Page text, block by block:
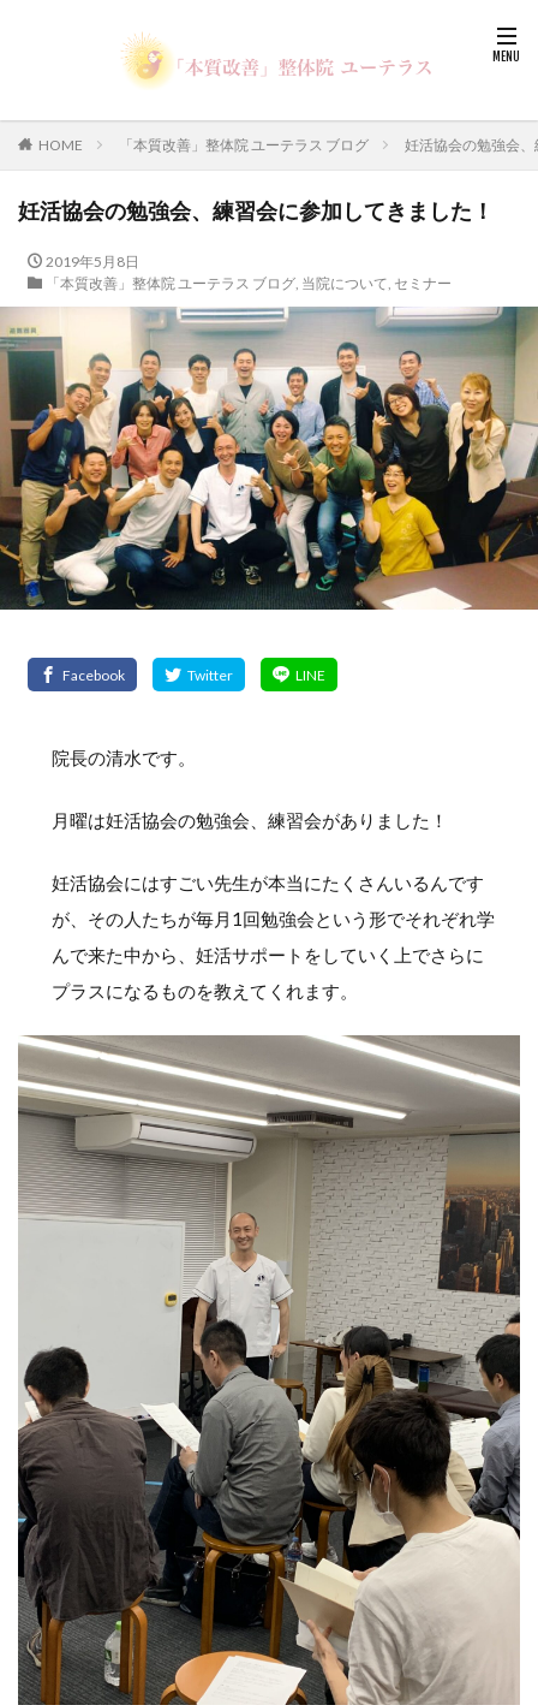
HOME 「本質改善」整体院 ユーテラス ブログ 妊活協会の勉強会
妊活協会の勉強会、練習会に参加してきました！
2019年5月8日
「本質改善」整体院 ユーテラス ブログ, 当院について, セミナー
院長の清水です。
月曜は妊活協会の勉強会、練習会がありました！
妊活協会にはすごい先生が本当にたくさんいるんです
が、その人たちが毎月1回勉強会という形でそれぞれ学
んで来た中から、妊活サポートをしていく上でさらに
プラスになるものを教えてくれます。